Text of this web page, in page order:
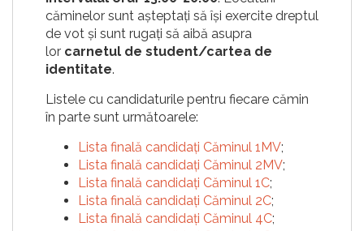
căminelor sunt așteptați să își exercite dreptul
de vot și sunt rugați să aibă asupra
lor carnetul de student/cartea de
identitate.
Listele cu candidaturile pentru fiecare cămin
în parte sunt următoarele:
Lista finală candidați Căminul 1MV;
Lista finală candidați Căminul 2MV;
Lista finală candidați Căminul 1C;
Lista finală candidați Căminul 2C;
Lista finală candidați Căminul 4C;